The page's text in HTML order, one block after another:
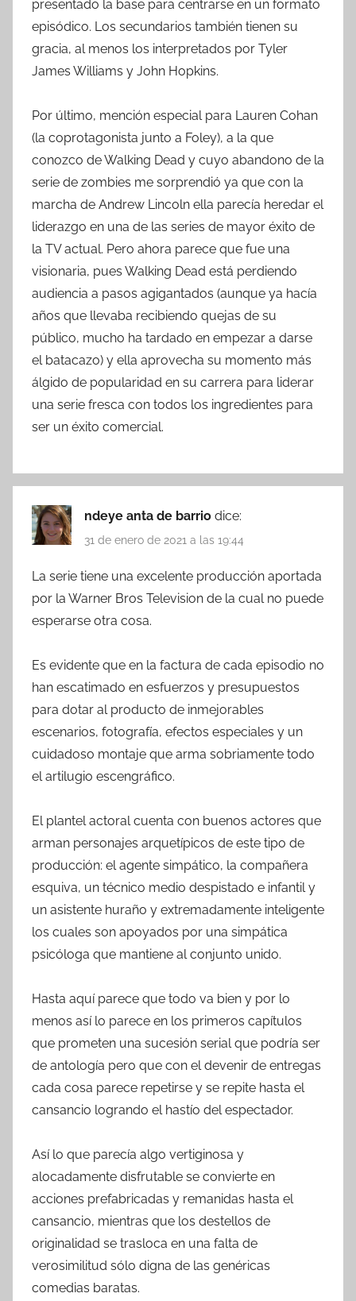
presentado la base para centrarse en un formato
episódico. Los secundarios también tienen su
gracia, al menos los interpretados por Tyler
James Williams y John Hopkins.
Por último, mención especial para Lauren Cohan
(la coprotagonista junto a Foley), a la que
conozco de Walking Dead y cuyo abandono de la
serie de zombies me sorprendió ya que con la
marcha de Andrew Lincoln ella parecía heredar el
liderazgo en una de las series de mayor éxito de
la TV actual. Pero ahora parece que fue una
visionaria, pues Walking Dead está perdiendo
audiencia a pasos agigantados (aunque ya hacía
años que llevaba recibiendo quejas de su
público, mucho ha tardado en empezar a darse
el batacazo) y ella aprovecha su momento más
álgido de popularidad en su carrera para liderar
una serie fresca con todos los ingredientes para
ser un éxito comercial.
ndeye anta de barrio dice:
31 de enero de 2021 a las 19:44
La serie tiene una excelente producción aportada
por la Warner Bros Television de la cual no puede
esperarse otra cosa.
Es evidente que en la factura de cada episodio no
han escatimado en esfuerzos y presupuestos
para dotar al producto de inmejorables
escenarios, fotografía, efectos especiales y un
cuidadoso montaje que arma sobriamente todo
el artilugio escengráfico.
El plantel actoral cuenta con buenos actores que
arman personajes arquetípicos de este tipo de
producción: el agente simpático, la compañera
esquiva, un técnico medio despistado e infantil y
un asistente huraño y extremadamente inteligente
los cuales son apoyados por una simpática
psicóloga que mantiene al conjunto unido.
Hasta aquí parece que todo va bien y por lo
menos así lo parece en los primeros capítulos
que prometen una sucesión serial que podría ser
de antología pero que con el devenir de entregas
cada cosa parece repetirse y se repite hasta el
cansancio logrando el hastío del espectador.
Así lo que parecía algo vertiginosa y
alocadamente disfrutable se convierte en
acciones prefabricadas y remanidas hasta el
cansancio, mientras que los destellos de
originalidad se trasloca en una falta de
verosimilitud sólo digna de las genéricas
comedias baratas.